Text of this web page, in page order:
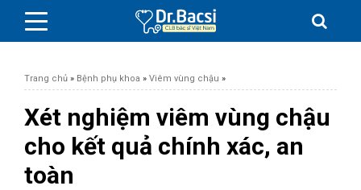
BỆNH DA LIỄU
Trang chủ » Bệnh phụ khoa » Viêm vùng chậu »
Xét nghiệm viêm vùng chậu
cho kết quả chính xác, an
toàn